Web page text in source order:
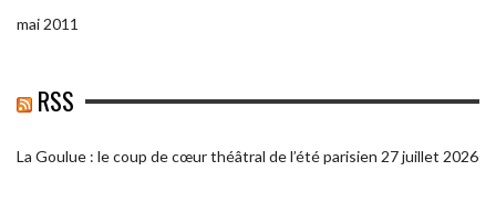
mai 2011
RSS
La Goulue : le coup de cœur théâtral de l’été parisien 27 juillet 2026